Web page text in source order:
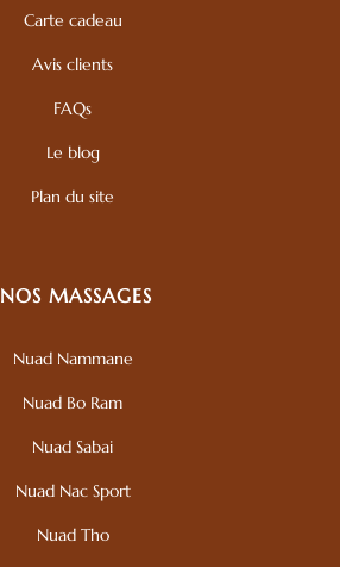
Carte cadeau
Avis clients
FAQs
Le blog
Plan du site
NOS MASSAGES
Nuad Nammane
Nuad Bo Ram
Nuad Sabai
Nuad Nac Sport
Nuad Tho